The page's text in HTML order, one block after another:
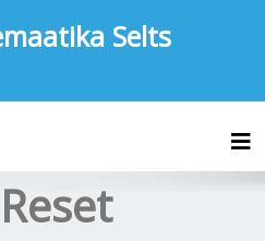
Selts